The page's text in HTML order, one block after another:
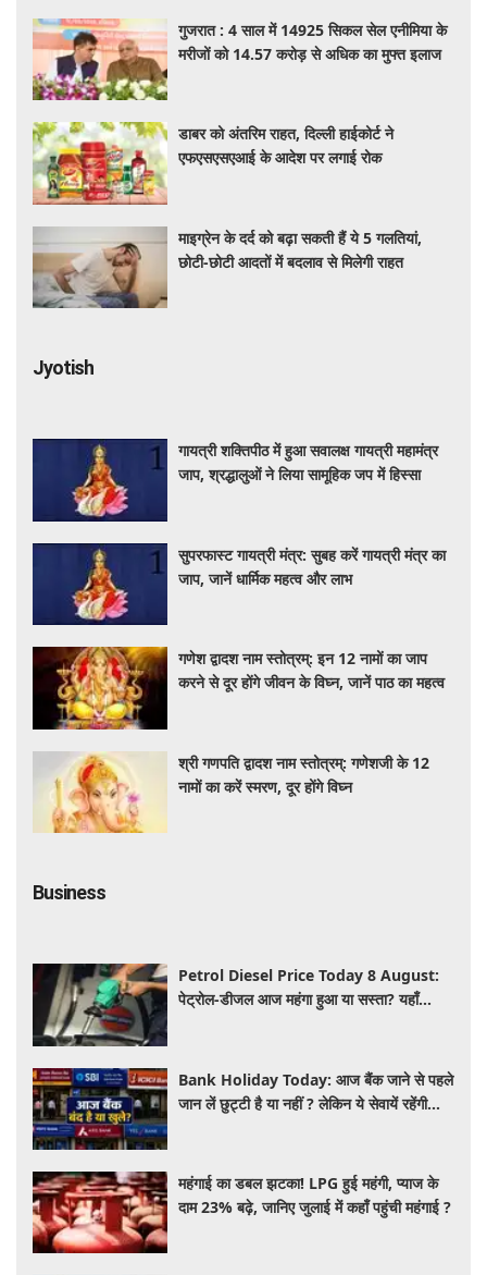
गुजरात : 4 साल में 14925 सिकल सेल एनीमिया के
मरीजों को 14.57 करोड़ से अधिक का मुफ्त इलाज
डाबर को अंतरिम राहत, दिल्ली हाईकोर्ट ने
एफएसएसएआई के आदेश पर लगाई रोक
माइग्रेन के दर्द को बढ़ा सकती हैं ये 5 गलतियां,
छोटी-छोटी आदतों में बदलाव से मिलेगी राहत
Jyotish
गायत्री शक्तिपीठ में हुआ सवालक्ष गायत्री महामंत्र
जाप, श्रद्धालुओं ने लिया सामूहिक जप में हिस्सा
सुपरफास्ट गायत्री मंत्र: सुबह करें गायत्री मंत्र का
जाप, जानें धार्मिक महत्व और लाभ
गणेश द्वादश नाम स्तोत्रम्: इन 12 नामों का जाप
करने से दूर होंगे जीवन के विघ्न, जानें पाठ का महत्व
श्री गणपति द्वादश नाम स्तोत्रम्: गणेशजी के 12
नामों का करें स्मरण, दूर होंगे विघ्न
Business
Petrol Diesel Price Today 8 August:
पेट्रोल-डीजल आज महंगा हुआ या सस्ता? यहाँ
Bank Holiday Today: आज बैंक जाने से पहले
जान लें छुट्टी है या नहीं ? लेकिन ये सेवायें रहेंगी
महंगाई का डबल झटका! LPG हुई महंगी, प्याज के
दाम 23% बढ़े, जानिए जुलाई में कहाँ पहुंची महंगाई ?